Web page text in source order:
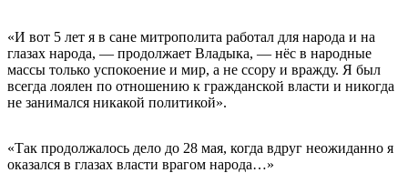
«И вот 5 лет я в сане митрополита работал для народа и на
глазах народа, — продолжает Владыка, — нёс в народные
массы только успокоение и мир, а не ссору и вражду. Я был
всегда лоялен по отношению к гражданской власти и никогда
не занимался никакой политикой».
«Так продолжалось дело до 28 мая, когда вдруг неожиданно я
оказался в глазах власти врагом народа…»